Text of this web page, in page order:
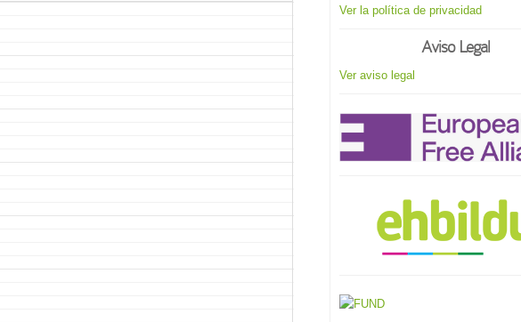
Ver la política de privacidad
Aviso Legal
Ver aviso legal